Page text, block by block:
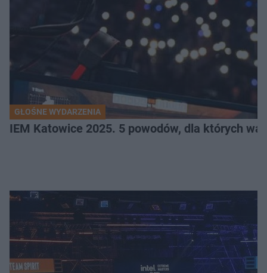
GŁOŚNE WYDARZENIA
IEM Katowice 2025. 5 powodów, dla których